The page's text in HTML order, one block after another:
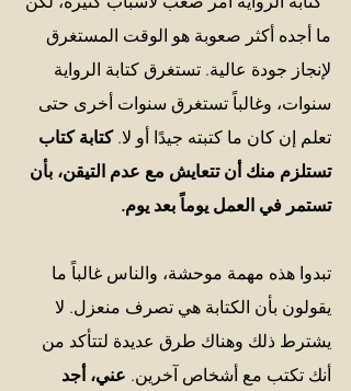
ما أجده أكثر صعوبة هو الوقت المستغرق
لإنجاز جودة عالية. تستغرق كتابة الرواية
سنوات، وغالباً تستغرق سنوات أخرى حتى
تعلم إن كان ما كتبته جيدًا أو لا. كتابة كتاب
تستلزم منك أن تتعايش مع عدم التيقن، بأن
تستمر في العمل يوماً بعد يوم.
تبدوا هذه مهمة موحشة، والناس غالباً ما
يقولون بأن الكتابة هي تصرف منعزل. لا
يشترط ذلك وهناك طرق عديدة لتتأكد من
أنك تكتب مع أشخاص آخرين. عني، أجد